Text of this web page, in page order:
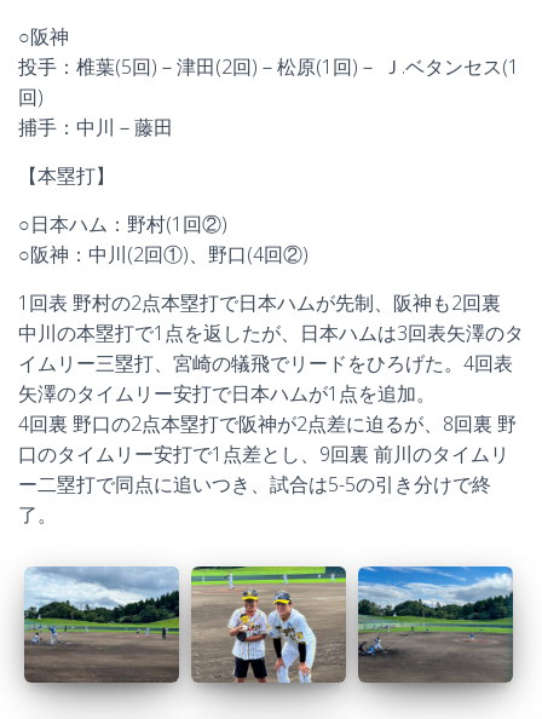
○阪神
投手：椎葉(5回)－津田(2回)－松原(1回)－ Ｊ.ベタンセス(1
回)
捕手：中川－藤田
【本塁打】
○日本ハム：野村(1回②)
○阪神：中川(2回①)、野口(4回②)
1回表 野村の2点本塁打で日本ハムが先制、阪神も2回裏
中川の本塁打で1点を返したが、日本ハムは3回表矢澤のタ
イムリー三塁打、宮崎の犠飛でリードをひろげた。4回表
矢澤のタイムリー安打で日本ハムが1点を追加。
4回裏 野口の2点本塁打で阪神が2点差に迫るが、8回裏 野
口のタイムリー安打で1点差とし、9回裏 前川のタイムリ
ー二塁打で同点に追いつき、試合は5-5の引き分けで終
了。